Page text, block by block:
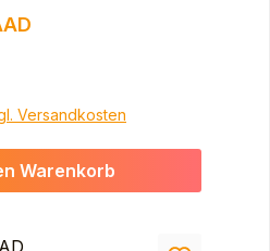
Versandkosten
Warenkorb